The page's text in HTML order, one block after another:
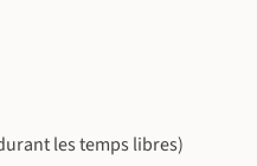
les temps libres)